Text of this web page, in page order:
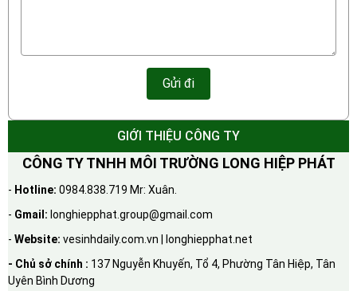
GIỚI THIỆU CÔNG TY
CÔNG TY TNHH MÔI TRƯỜNG LONG HIỆP PHÁT
- Hotline: 0984.838.719 Mr: Xuân.
- Gmail: longhiepphat.group@gmail.com
- Website: vesinhdaily.com.vn | longhiepphat.net
- Chủ sở chính : 137 Nguyễn Khuyến, Tổ 4, Phường Tân Hiệp, Tân
Uyên Bình Dương